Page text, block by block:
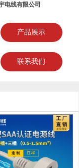
电线有限公司
产品展示
联系我们